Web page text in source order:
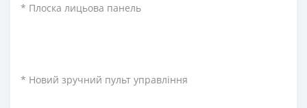
* Плоска лицьова панель
* Новий зручний пульт управління